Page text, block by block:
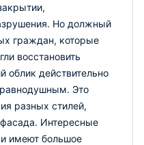
Но должный
граждан, которые
восстановить
облик действительно
равнодушным. Это
разных стилей,
Интересные
имеют большое